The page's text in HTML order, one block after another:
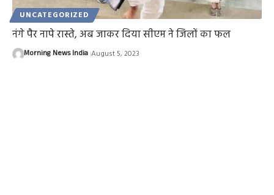
UNCATEGORIZED
नंगे पैर नापे रास्ते, अब जाकर दिया सीएम ने जिलों का फल
Morning News India August 5, 2023